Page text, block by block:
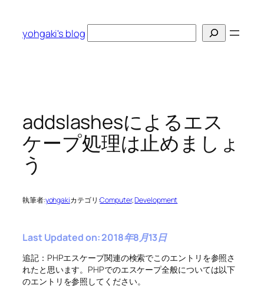
yohgaki's blog
索
addslashesによるエス
ケープ処理は止めましょ
う
執筆者:yohgakiカテゴリ:Computer, Development
Last Updated on: 2018年8月13日
追記：PHPエスケープ関連の検索でこのエントリを参照さ
れたと思います。PHPでのエスケープ全般については以下
のエントリを参照してください。